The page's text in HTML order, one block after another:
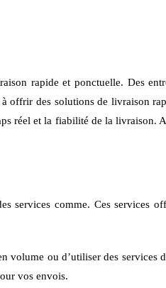
rapide et ponctuelle. Des
offrir des solutions de livraison
réel et la fiabilité de la livraison.
services comme. Ces services
volume ou d’utiliser des services
vos envois.